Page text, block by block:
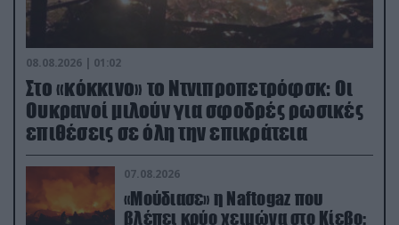
08.08.2026 | 01:02
Στο «κόκκινο» το Ντνιπροπετρόφσκ: Οι
Ουκρανοί μιλούν για σφοδρές ρωσικές
επιθέσεις σε όλη την επικράτεια
07.08.2026
«Μούδιασε» η Naftogaz που
βλέπει κρύο χειμώνα στο Κίεβο: